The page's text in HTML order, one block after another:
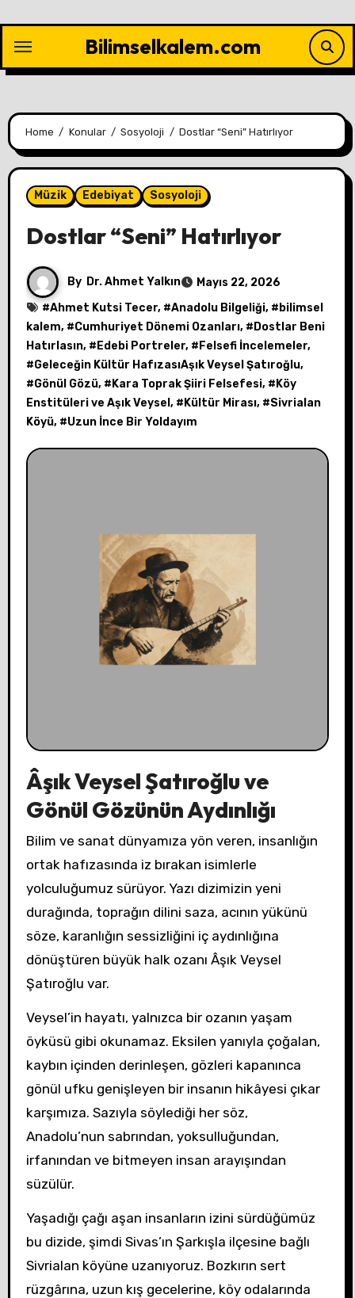
content
Bilimselkalem.com
Home Konular Sosyoloji Dostlar “Seni” Hatırlıyor
Müzik Edebiyat Sosyoloji
Dostlar “Seni” Hatırlıyor
By Dr. Ahmet Yalkın
Mayıs 22, 2026
#Ahmet Kutsi Tecer, #Anadolu Bilgeliği, # bilimsel
kalem, #Cumhuriyet Dönemi Ozanları, # Dostlar Beni
Hatırlasın, # Edebi Portreler, # Felsefi İncelemeler,
#Geleceğin Kültür HafızasıAşık Veysel Şatıroğlu,
#Gönül Gözü, # Kara Toprak Şiiri Felsefesi, # Köy
Enstitüleri ve Aşık Veysel , # Kültür Mirası, #Sivrialan
Köyü, #Uzun İnce Bir Yoldayım
Âşık Veysel Şatıroğlu ve
Gönül Gözünün Aydınlığı
Bilim ve sanat dünyamıza yön veren, insanlığın
ortak hafızasında iz bırakan isimlerle
yolculuğumuz sürüyor. Yazı dizimizin yeni
durağında, toprağın dilini saza, acının yükünü
söze, karanlığın sessizliğini iç aydınlığına
dönüştüren büyük halk ozanı Âşık Veysel
Şatıroğlu var.
Veysel’in hayatı, yalnızca bir ozanın yaşam
öyküsü gibi okunamaz. Eksilen yanıyla çoğalan,
kaybın içinden derinleşen, gözleri kapanınca
gönül ufku genişleyen bir insanın hikâyesi çıkar
karşımıza. Sazıyla söylediği her söz,
Anadolu’nun sabrından, yoksulluğundan,
irfanından ve bitmeyen insan arayışından
süzülür.
Yaşadığı çağı aşan insanların izini sürdüğümüz
bu dizide, şimdi Sivas’ın Şarkışla ilçesine bağlı
Sivrialan köyüne uzanıyoruz. Bozkırın sert
rüzgârına, uzun kış gecelerine, köy odalarında